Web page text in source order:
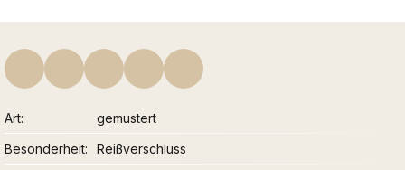
Art
gemustert
Besonderheit
Reißverschluss